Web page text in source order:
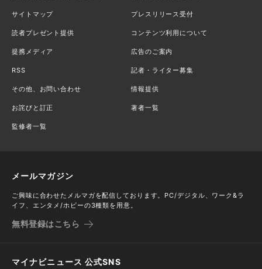
サイトマップ プレスリリース受付
読者プレゼント提供 コンテンツ利用について
提携メディア 広告のご案内
RSS 記者・ライター募集
その他、お問い合わせ 情報提供
お詫びと訂正 著者一覧
監修者一覧
メールマガジン
ご興味に合わせたメルマガを配信しております。PC/デジタル、ワーク&ラ
イフ、エンタメ/ホビーの3種類を用意。
無料登録はこちら
マイナビニュース 公式SNS